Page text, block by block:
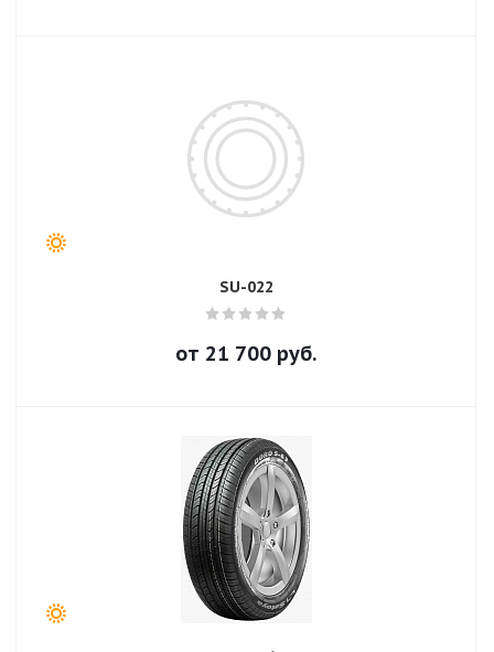
SU-022
от 21 700 руб.